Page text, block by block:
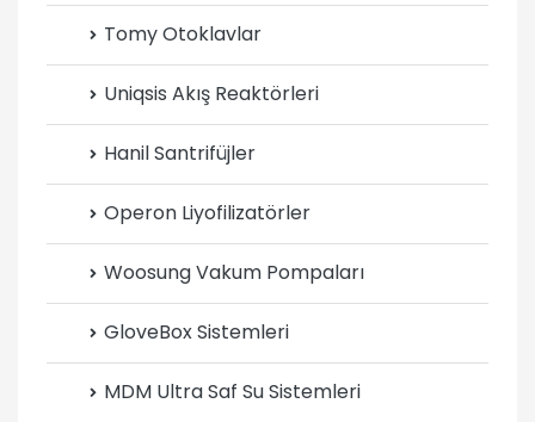
Tomy Otoklavlar
Uniqsis Akış Reaktörleri
Hanil Santrifüjler
Operon Liyofilizatörler
Woosung Vakum Pompaları
GloveBox Sistemleri
MDM Ultra Saf Su Sistemleri